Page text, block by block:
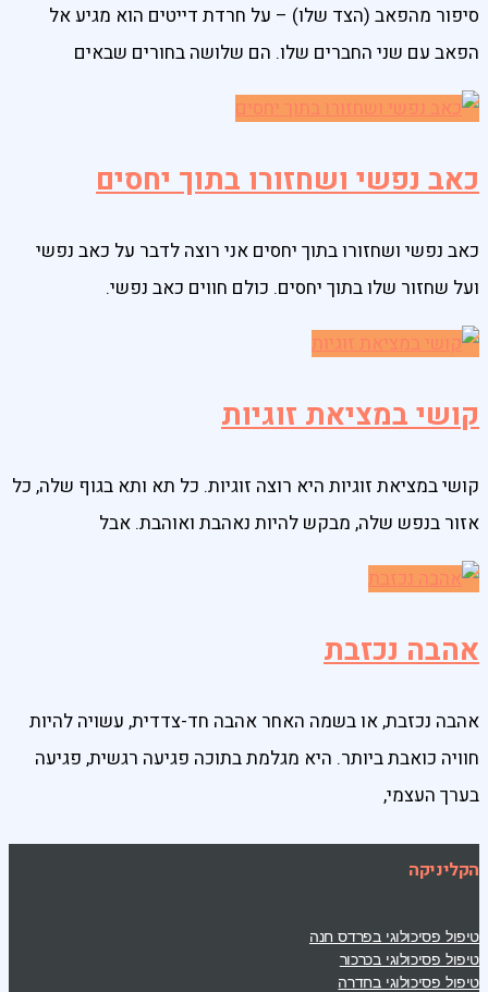
סיפור מהפאב (הצד שלו) – על חרדת דייטים הוא מגיע אל
הפאב עם שני החברים שלו. הם שלושה בחורים שבאים
כאב נפשי ושחזורו בתוך יחסים
כאב נפשי ושחזורו בתוך יחסים אני רוצה לדבר על כאב נפשי
ועל שחזור שלו בתוך יחסים. כולם חווים כאב נפשי.
קושי במציאת זוגיות
קושי במציאת זוגיות היא רוצה זוגיות. כל תא ותא בגוף שלה, כל
אזור בנפש שלה, מבקש להיות נאהבת ואוהבת. אבל
אהבה נכזבת
אהבה נכזבת, או בשמה האחר אהבה חד-צדדית, עשויה להיות
חוויה כואבת ביותר. היא מגלמת בתוכה פגיעה רגשית, פגיעה
בערך העצמי,
הקליניקה
טיפול פסיכולוגי בפרדס חנה
טיפול פסיכולוגי בכרכור
טיפול פסיכולוגי בחדרה